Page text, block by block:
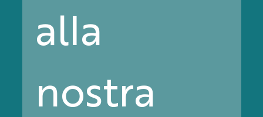
Clabiotech conquista il 2° posto al Best
alla
nostra